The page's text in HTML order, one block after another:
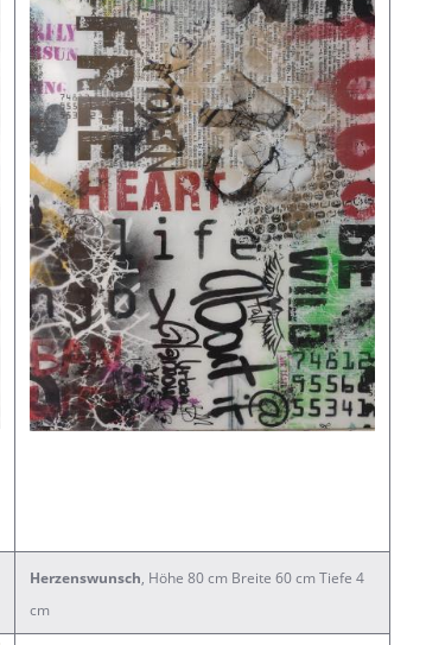
Herzenswunsch, Höhe 80 cm Breite 60 cm Tiefe 4
cm